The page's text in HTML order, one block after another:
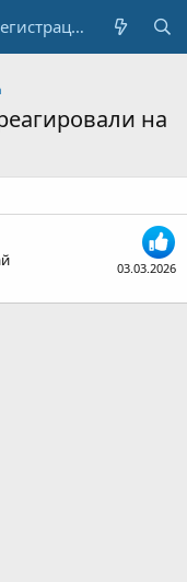
Регистрация
на
03.03.2026